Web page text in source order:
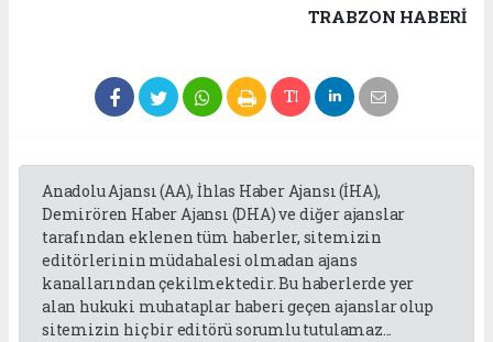
TRABZON HABERİ
Anadolu Ajansı (AA), İhlas Haber Ajansı (İHA),
Demirören Haber Ajansı (DHA) ve diğer ajanslar
tarafından eklenen tüm haberler, sitemizin
editörlerinin müdahalesi olmadan ajans
kanallarından çekilmektedir. Bu haberlerde yer
alan hukuki muhataplar haberi geçen ajanslar olup
sitemizin hiç bir editörü sorumlu tutulamaz...